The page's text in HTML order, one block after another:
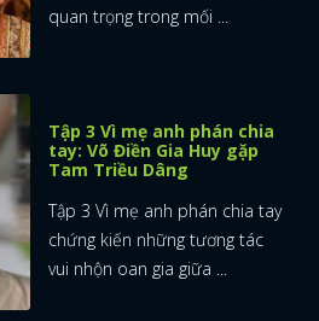
quan trọng trong mối ...
Tập 3 Vì mẹ anh phán chia
tay: Võ Điền Gia Huy gặp
Tam Triều Dâng
Tập 3 Vì mẹ anh phán chia tay
chứng kiến những tương tác
vui nhộn oan gia giữa ...